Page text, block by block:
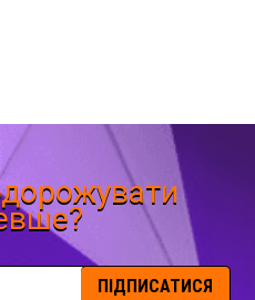
ПІДПИСАТИСЯ